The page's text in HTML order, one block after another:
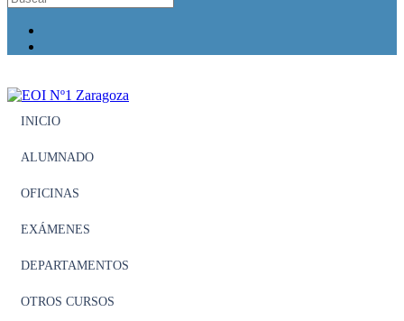
INICIO
ALUMNADO
OFICINAS
EXÁMENES
DEPARTAMENTOS
OTROS CURSOS